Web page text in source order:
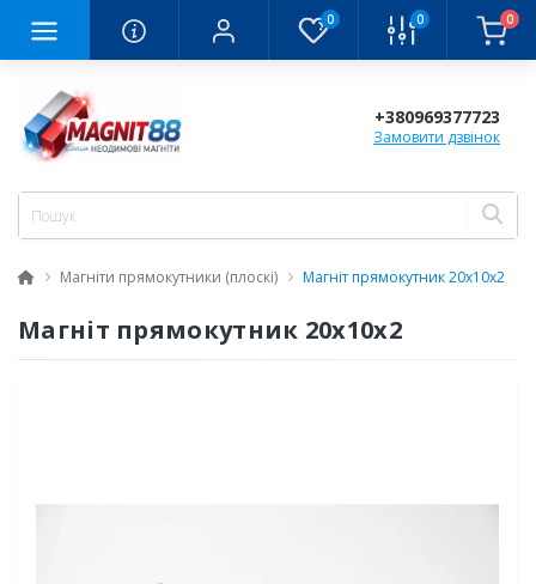
0 0 0
+380969377723
Замовити дзвінок
Магніти прямокутники (плоскі) Магніт прямокутник 20x10x2
Магніт прямокутник 20x10x2